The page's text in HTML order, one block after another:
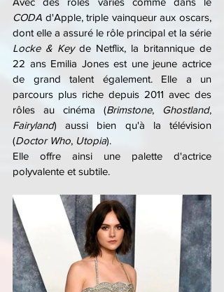
CODA d'Apple, triple vainqueur aux oscars,
Locke & Key de Netflix, la britannique de
22 ans Emilia Jones est une jeune actrice
de grand talent également. Elle a un
parcours plus riche depuis 2011 avec des
rôles au cinéma (Brimstone, Ghostland
Fairyland)
aussi bien qu'à la télévision
(Doctor Who, Utopia).
Elle offre ainsi une palette d'actrice
polyvalente et subtile.